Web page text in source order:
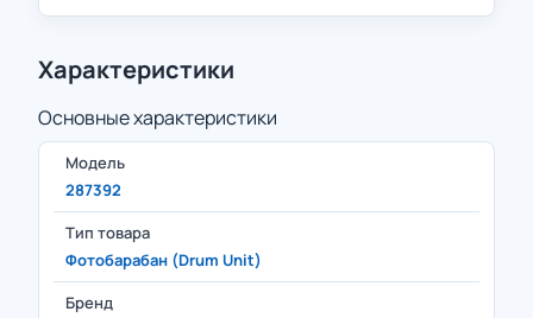
Характеристики
Основные характеристики
Модель
287392
Тип товара
Фотобарабан (Drum Unit)
Бренд